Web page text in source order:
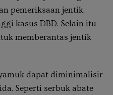
pemeriksaan jentik.
kasus DBD. Selain itu
memberantas jentik
dapat diminimalisir
Seperti serbuk abate